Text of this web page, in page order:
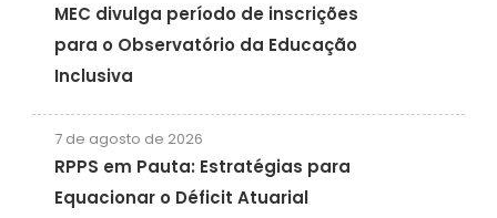
MEC divulga período de inscrições
para o Observatório da Educação
Inclusiva
7 de agosto de 2026
RPPS em Pauta: Estratégias para
Equacionar o Déficit Atuarial